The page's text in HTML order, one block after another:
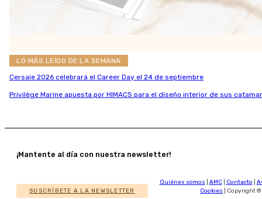
LO MÁS LEÍDO DE LA SEMANA
Cersaie 2026 celebrará el Career Day el 24 de septiembre
Privilège Marine apuesta por HIMACS para el diseño interior de sus
¡Mantente al día con nuestra newsletter!
SUSCRÍBETE A LA NEWSLETTER
Quiénes somos AMC| Contacto
Cookies | Copyright